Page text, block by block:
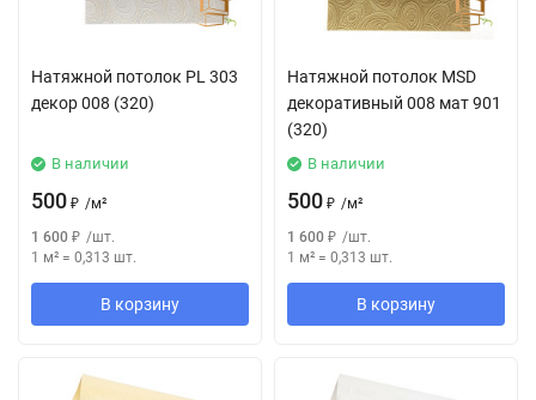
Натяжной потолок РL 303
декор 008 (320)
В наличии
500 ₽ /м²
1 600 ₽ /шт.
1 м² = 0,313 шт.
В корзину
Натяжной потолок MSD
декоративный 008 мат 901
(320)
В наличии
500 ₽ /м²
1 600 ₽ /шт.
1 м² = 0,313 шт.
В корзину